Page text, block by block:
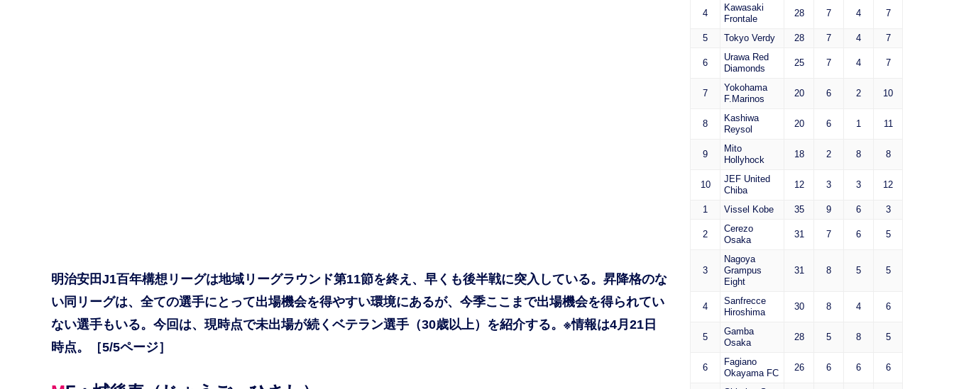
明治安田J1百年構想リーグは地域リーグラウンド第11節を終え、早くも後半戦に突入している。昇降格のな
い同リーグは、全ての選手にとって出場機会を得やすい環境にあるが、今季ここまで出場機会を得られてい
ない選手もいる。今回は、現時点で未出場が続くベテラン選手（30歳以上）を紹介する。※情報は4月21日
時点。［5/5ページ］
4
Kawasaki
Frontale
28 7 4 7
5 Tokyo Verdy 28 7 4 7
6
Urawa Red
Diamonds
25 7 4 7
7
Yokohama
F.Marinos
20 6 2 10
8
Kashiwa
Reysol
20 6 1 11
9
Mito
Hollyhock
18 2 8 8
10
JEF United
Chiba
12 3 3 12
1 Vissel Kobe 35 9 6 3
2
Cerezo
Osaka
31 7 6 5
3
Nagoya
Grampus
Eight
31 8 5 5
4
Sanfrecce
Hiroshima
30 8 4 6
5
Gamba
Osaka
28 5 8 5
6
Fagiano
Okayama FC
26 6 6 6